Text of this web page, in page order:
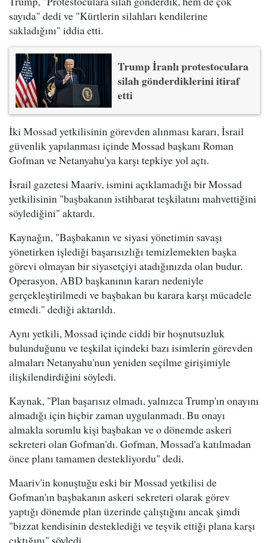
sayıda" dedi ve "Kürtlerin silahları kendilerine
sakladığını" iddia etti.
Trump İranlı protestoculara
silah gönderdiklerini itiraf
etti
İki Mossad yetkilisinin görevden alınması kararı, İsrail
güvenlik yapılanması içinde Mossad başkanı Roman
Gofman ve Netanyahu'ya karşı tepkiye yol açtı.
İsrail gazetesi Maariv, ismini açıklamadığı bir Mossad
yetkilisinin "başbakanın istihbarat teşkilatını mahvettiğini
söylediğini" aktardı.
Kaynağın, "Başbakanın ve siyasi yönetimin savaşı
yönetirken işlediği başarısızlığı temizlemekten başka
görevi olmayan bir siyasetçiyi atadığınızda olan budur.
Operasyon, ABD başkanının kararı nedeniyle
gerçekleştirilmedi ve başbakan bu karara karşı mücadele
etmedi." dediği aktarıldı.
Aynı yetkili, Mossad içinde ciddi bir hoşnutsuzluk
bulunduğunu ve teşkilat içindeki bazı isimlerin görevden
almaları Netanyahu'nun yeniden seçilme girişimiyle
ilişkilendirdiğini söyledi.
Kaynak, "Plan başarısız olmadı, yalnızca Trump'ın onayını
almadığı için hiçbir zaman uygulanmadı. Bu onayı
almakla sorumlu kişi başbakan ve o dönemde askeri
sekreteri olan Gofman'dı. Gofman, Mossad'a katılmadan
önce planı tamamen destekliyordu" dedi.
Maariv'in konuştuğu eski bir Mossad yetkilisi de
Gofman'ın başbakanın askeri sekreteri olarak görev
yaptığı dönemde plan üzerinde çalıştığını ancak şimdi
"bizzat kendisinin desteklediği ve teşvik ettiği plana karşı
çıktığını" söyledi.